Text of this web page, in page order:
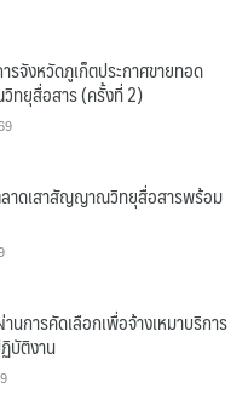
รจังหวัดภูเก็ตประกาศขายทอด
ทยุสื่อสาร (ครั้งที่ 2)
ลาดเสาสัญญาณวิทยุสื่อสารพร้อม
นการคัดเลือกเพื่อจ้างเหมาบริการ
บัติงาน